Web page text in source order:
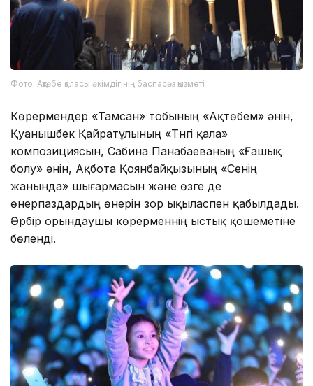
Фото: Ақтөбе қаласы әкімдігінің баспасөз қызметі
Көрермендер «Тамсан» тобының «Ақтөбем» әнін,
Қуанышбек Қайратұлының «Түнгі қала»
композициясын, Сабина Панабаеваның «Ғашық
болу» әнін, Ақбота Қоянбайқызының «Сенің
жанында» шығармасын және өзге де
өнерпаздардың өнерін зор ықыласпен қабылдады.
Әрбір орындаушы көрерменнің ыстық қошеметіне
бөленді.